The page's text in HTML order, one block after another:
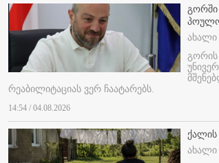
გორში
ახალი
გორის
რეაბილიტაციას ვერ ჩაატარებს.
14:54 / 04.08.2026
ქალის
ახალი